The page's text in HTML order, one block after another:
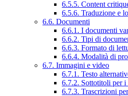
6.5.5. Content
6.5.6. Traduzione e
6.6. Documenti
6.6.1. I documenti
6.6.2. Tipi di
6.6.3. Formato di
6.6.4. Modalità di
6.7. Immagini e video
6.7.1. Testo
6.7.2. Sottotitoli per i
6.7.3. Trascrizioni